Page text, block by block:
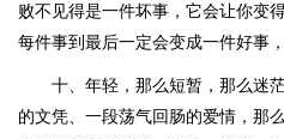
败不见得是一件坏事，它会让你变
每件事到最后一定会变成一件好事
十、年轻，那么短暂，那么迷
的文凭、一段荡气回肠的爱情，那